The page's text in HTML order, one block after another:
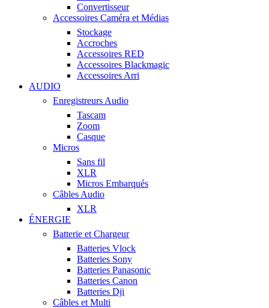
Convertisseur
Accessoires Caméra et Médias
Stockage
Accroches
Accessoires RED
Accessoires Blackmagic
Accessoires Arri
AUDIO
Enregistreurs Audio
Tascam
Zoom
Casque
Micros
Sans fil
XLR
Micros Embarqués
Câbles Audio
XLR
ÉNERGIE
Batterie et Chargeur
Batteries Vlock
Batteries Sony
Batteries Panasonic
Batteries Canon
Batteries Dji
Câbles et Multi